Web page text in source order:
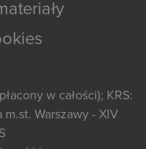
w całości); KRS:
Warszawy - XIV